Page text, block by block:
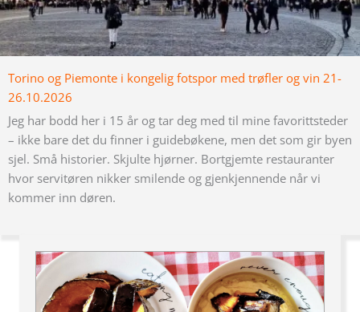
Torino og Piemonte i kongelig fotspor med trøfler og vin 21-
26.10.2026
Jeg har bodd her i 15 år og tar deg med til mine favorittsteder
– ikke bare det du finner i guidebøkene, men det som gir byen
sjel. Små historier. Skjulte hjørner. Bortgjemte restauranter
hvor servitøren nikker smilende og gjenkjennende når vi
kommer inn døren.